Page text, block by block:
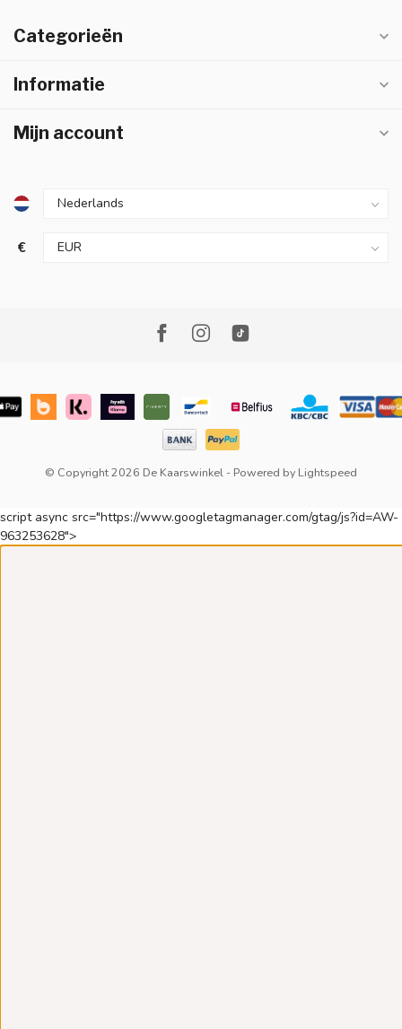
Categorieën
Informatie
Mijn account
€
© Copyright 2026 De Kaarswinkel - Powered by Lightspeed
script async src="https://www.googletagmanager.com/gtag/js?id=AW-
963253628">